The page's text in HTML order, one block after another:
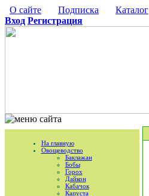
О сайте Подписка Каталог
Вход Регистрация
На главную
Овощеводство
Баклажан
Бобы
Горох
Дайкон
Кабачок
Капуста